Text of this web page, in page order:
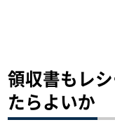
領収書もレ
たらよいか